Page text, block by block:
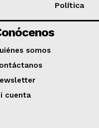
Política
somos
cuenta